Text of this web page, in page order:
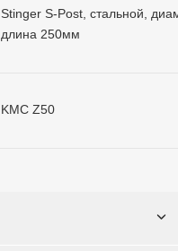
Stinger S-Post, стальной,
длина 250мм
KMC Z50